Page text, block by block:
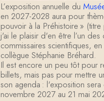
L’exposition annuelle du
en 2027-2028 aura pour
pouvoir à la Préhistoire »
j'ai le plaisir d'en être l’un des
commissaires scientifiques,
collègue Stéphanie Bréhard.
Il est encore un peu tôt pour
billets, mais pas pour mettre
son agenda : l'exposition
novembre 2027 au 21 mai